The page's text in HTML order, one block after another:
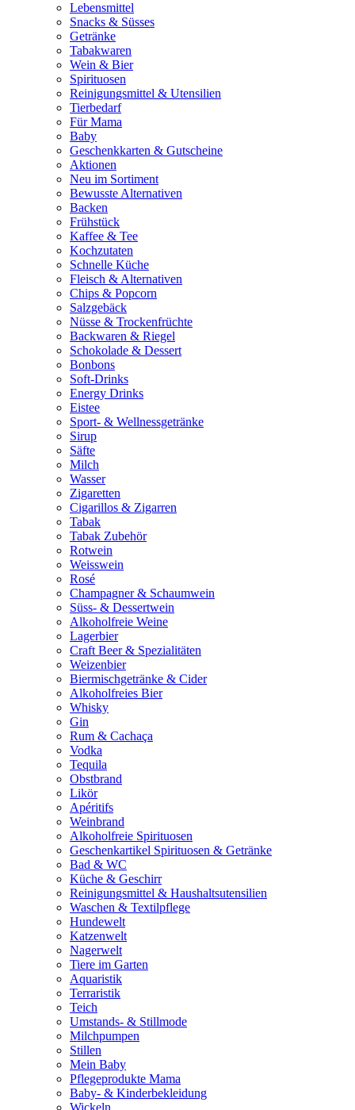
Lebensmittel
Snacks & Süsses
Getränke
Tabakwaren
Wein & Bier
Spirituosen
Reinigungsmittel & Utensilien
Tierbedarf
Für Mama
Baby
Geschenkkarten & Gutscheine
Aktionen
Neu im Sortiment
Bewusste Alternativen
Backen
Frühstück
Kaffee & Tee
Kochzutaten
Schnelle Küche
Fleisch & Alternativen
Chips & Popcorn
Salzgebäck
Nüsse & Trockenfrüchte
Backwaren & Riegel
Schokolade & Dessert
Bonbons
Soft-Drinks
Energy Drinks
Eistee
Sport- & Wellnessgetränke
Sirup
Säfte
Milch
Wasser
Zigaretten
Cigarillos & Zigarren
Tabak
Tabak Zubehör
Rotwein
Weisswein
Rosé
Champagner & Schaumwein
Süss- & Dessertwein
Alkoholfreie Weine
Lagerbier
Craft Beer & Spezialitäten
Weizenbier
Biermischgetränke & Cider
Alkoholfreies Bier
Whisky
Gin
Rum & Cachaça
Vodka
Tequila
Obstbrand
Likör
Apéritifs
Weinbrand
Alkoholfreie Spirituosen
Geschenkartikel Spirituosen & Getränke
Bad & WC
Küche & Geschirr
Reinigungsmittel & Haushaltsutensilien
Waschen & Textilpflege
Hundewelt
Katzenwelt
Nagerwelt
Tiere im Garten
Aquaristik
Terraristik
Teich
Umstands- & Stillmode
Milchpumpen
Stillen
Mein Baby
Pflegeprodukte Mama
Baby- & Kinderbekleidung
Wickeln